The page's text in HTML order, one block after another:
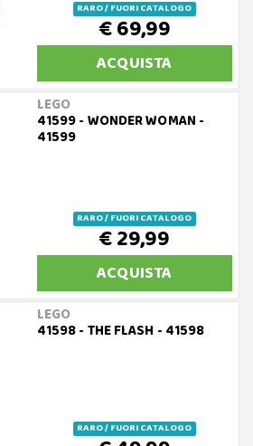
RARO / FUORI CATALOGO
€ 69,99
ACQUISTA
LEGO
41599 - WONDER WOMAN -
41599
RARO / FUORI CATALOGO
€ 29,99
ACQUISTA
LEGO
41598 - THE FLASH - 41598
RARO / FUORI CATALOGO